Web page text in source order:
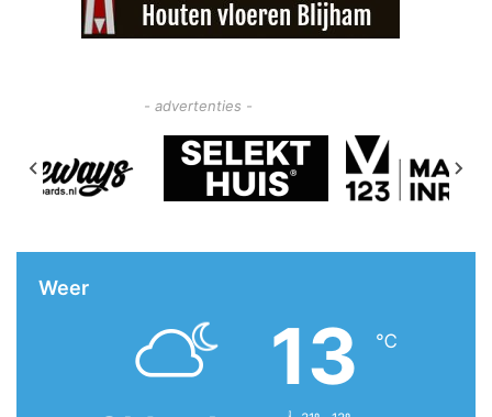
- advertenties -
Weer
13 ℃